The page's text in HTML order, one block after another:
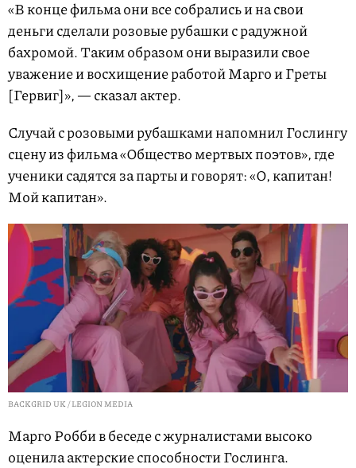
«В конце фильма они все собрались и на свои
деньги сделали розовые рубашки с радужной
бахромой. Таким образом они выразили свое
уважение и восхищение работой Марго и Греты
[Гервиг]», — сказал актер.
Случай с розовыми рубашками напомнил Гослингу
сцену из фильма «Общество мертвых поэтов», где
ученики садятся за парты и говорят: «О, капитан!
Мой капитан».
BACKGRID UK / LEGION MEDIA
Марго Робби в беседе с журналистами высоко
оценила актерские способности Гослинга.